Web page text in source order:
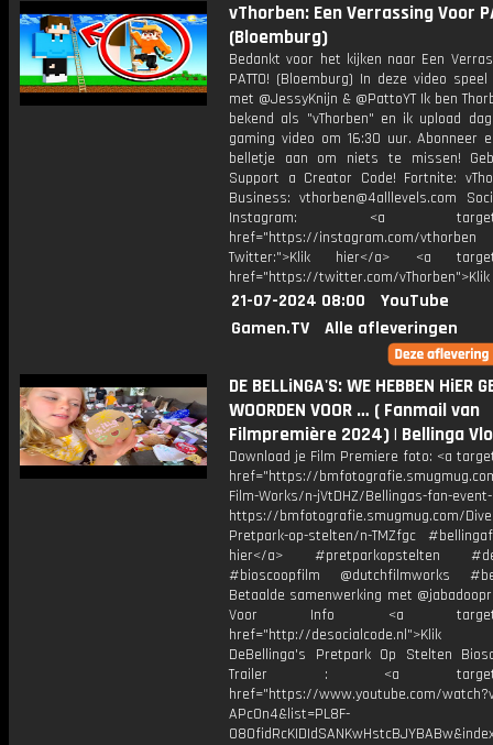
vThorben: Een Verrassing Voor
(Bloemburg)
Bedankt voor het kijken naar Een
PATTO! (Bloemburg) In deze video
met @JessyKnijn & @PattoYT Ik ben
bekend als "vThorben" en ik upload
gaming video om 16:30 uur. Abonneer
belletje aan om niets te missen!
Support a Creator Code! Fortnite:
Business: vthorben@4alllevels.com
Instagram: <a
href="https://instagram.com/vthorben
Twitter:">Klik hier</a> <a
href="https://twitter.com/
21-07-2024 08:00
YouTube
Gamen.TV
Alle afleveringen
DE BELLiNGA'S: WE HEBBEN HiER
WOORDEN VOOR … ( Fanmail van
Filmpremière 2024) | Bellinga
Download je Film Premiere foto: <a
href="https://
Film-Works/n-jVtDHZ/Bellingas-fan-
https://bmfotografie.smugmug.com/
Pretpark-op-stelten/n-TMZfgc
hier</a> #pretparkopstelten
#bioscoopfilm @dutchfilmworks
Betaalde samenwerking met
Voor Info <a
href="http://desocialcode.nl">Klik
DeBellinga's Pretpark Op Stelten
Trailer : <a
href="https://www.youtube.com/
APcOn4&list=PL8F-